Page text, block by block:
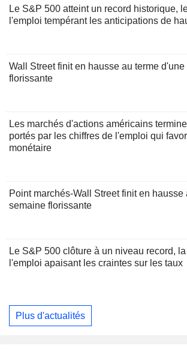
Le S&P 500 atteint un record historique,
l'emploi tempérant les anticipations de
Wall Street finit en hausse au terme
florissante
Les marchés d'actions américains
portés par les chiffres de l'emploi qui
monétaire
Point marchés-Wall Street finit en hausse
semaine florissante
Le S&P 500 clôture à un niveau record,
l'emploi apaisant les craintes sur les taux
Plus d'actualités